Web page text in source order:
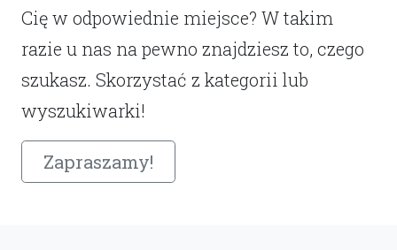
Cię w odpowiednie miejsce? W takim
razie u nas na pewno znajdziesz to, czego
szukasz. Skorzystać z kategorii lub
wyszukiwarki!
Zapraszamy!